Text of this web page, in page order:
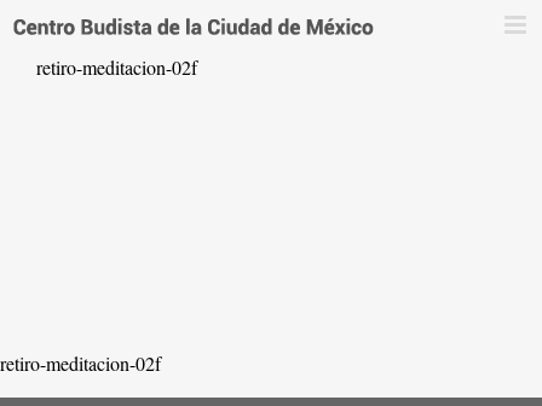
contenidoretiro-meditacion-02f
retiro-meditacion-02f